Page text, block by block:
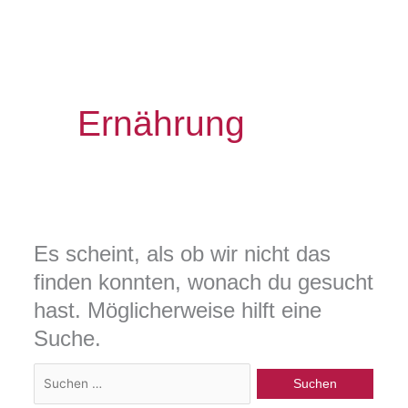
Ernährung
Es scheint, als ob wir nicht das
finden konnten, wonach du gesucht
hast. Möglicherweise hilft eine
Suche.